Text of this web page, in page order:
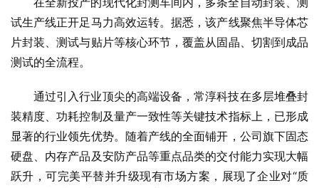
试生产线正开足马力高效运转。据悉，该产线聚焦半导体芯
片封装、测试与贴片等核心环节，覆盖从固晶、切割到成品
测试的全流程。
通过引入行业顶尖的高端设备，常淳科技在多层堆叠封
装精度、功耗控制及量产一致性等关键技术指标上，已形成
显著的行业领先优势。随着产线的全面铺开，公司旗下固态
硬盘、内存产品及安防产品等重点品类的交付能力实现大幅
跃升，可完美平替并升级现有市场方案，展现了企业对“质